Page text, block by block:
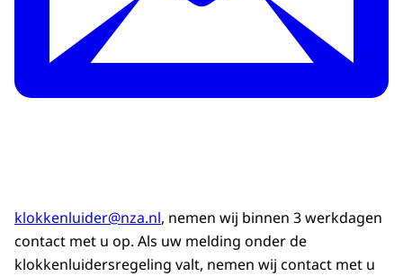
klokkenluider@nza.nl, nemen wij binnen 3 werkdagen
contact met u op. Als uw melding onder de
klokkenluidersregeling valt, nemen wij contact met u